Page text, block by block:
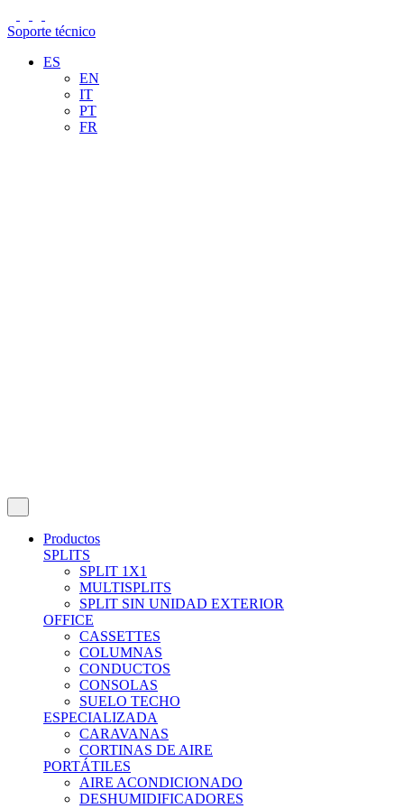
Soporte técnico
ES
EN
IT
PT
FR
Productos
SPLITS
SPLIT 1X1
MULTISPLITS
SPLIT SIN UNIDAD EXTERIOR
OFFICE
CASSETTES
COLUMNAS
CONDUCTOS
CONSOLAS
SUELO TECHO
ESPECIALIZADA
CARAVANAS
CORTINAS DE AIRE
PORTÁTILES
AIRE ACONDICIONADO
DESHUMIDIFICADORES